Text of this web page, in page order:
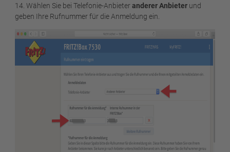
14. Wählen Sie bei Telefonie-Anbieteranderer Anbieter und
geben Ihre Rufnummer für die Anmeldung ein.